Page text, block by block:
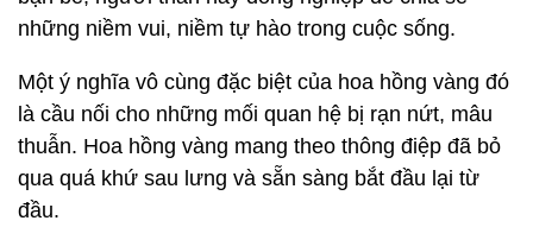
những niềm vui, niềm tự hào trong cuộc sống.
Một ý nghĩa vô cùng đặc biệt của hoa hồng vàng đó
là cầu nối cho những mối quan hệ bị rạn nứt, mâu
thuẫn. Hoa hồng vàng mang theo thông điệp đã bỏ
qua quá khứ sau lưng và sẵn sàng bắt đầu lại từ
đầu.